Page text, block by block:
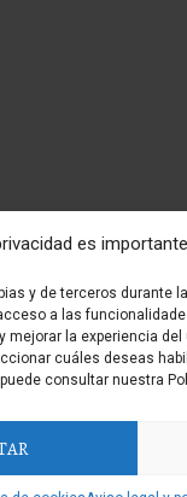
es
y de terceros durante
a las
mejorar la experiencia
cuáles deseas
consultar nuestra
AVISO LEGAL Y POLITICA DE